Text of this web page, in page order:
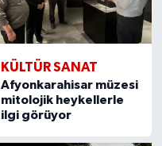
KÜLTÜR SANAT
Afyonkarahisar müzesi
mitolojik heykellerle
ilgi görüyor